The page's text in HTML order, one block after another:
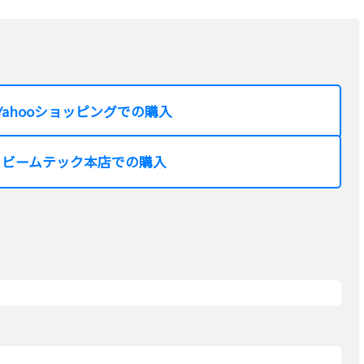
ショッピングでの購入
ビームテック本店での購入